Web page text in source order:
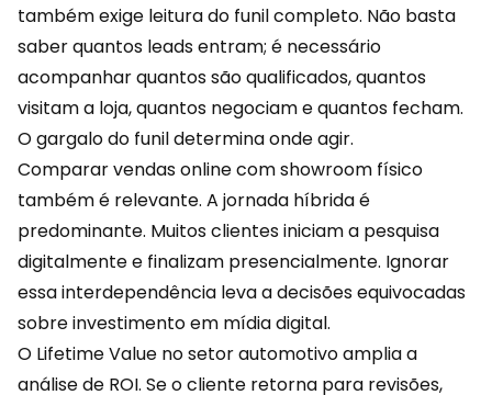
também exige leitura do funil completo. Não basta
saber quantos leads entram; é necessário
acompanhar quantos são qualificados, quantos
visitam a loja, quantos negociam e quantos fecham.
O gargalo do funil determina onde agir.
Comparar vendas online com showroom físico
também é relevante. A jornada híbrida é
predominante. Muitos clientes iniciam a pesquisa
digitalmente e finalizam presencialmente. Ignorar
essa interdependência leva a decisões equivocadas
sobre investimento em mídia digital.
O Lifetime Value nosetor automotivoamplia a
análise de ROI. Se o cliente retorna para revisões,